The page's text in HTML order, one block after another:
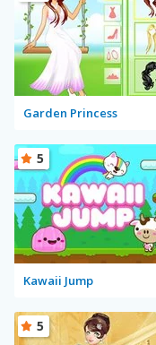
Garden Princess
Kawaii Jump
5
5